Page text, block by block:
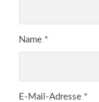
Name *
E-Mail-Adresse *